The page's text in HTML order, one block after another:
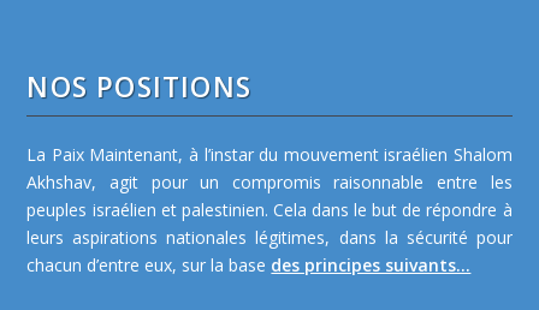
NOS POSITIONS
La Paix Maintenant, à l’instar du mouvement israélien Shalom
Akhshav, agit pour un compromis raisonnable entre les
peuples israélien et palestinien. Cela dans le but de répondre à
leurs aspirations nationales légitimes, dans la sécurité pour
chacun d’entre eux, sur la base des principes suivants...